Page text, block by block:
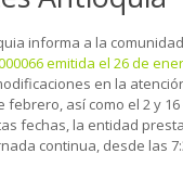
informa a la
emitida el 26 de
en la
febrero, así como el 2 y
fechas, la entidad
continua, desde las